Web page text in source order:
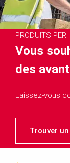
PRODUITS PERI
Vous
des
Laissez-vous
Trouver